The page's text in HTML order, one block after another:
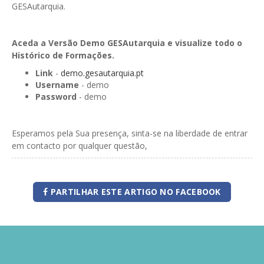
GESAutarquia.
Aceda a Versão Demo GESAutarquia e visualize todo o
Histórico de Formações.
Link - demo.gesautarquia.pt
Username - demo
Password - demo
Esperamos pela Sua presença, sinta-se na liberdade de entrar
em contacto por qualquer questão,
PARTILHAR ESTE ARTIGO NO FACEBOOK